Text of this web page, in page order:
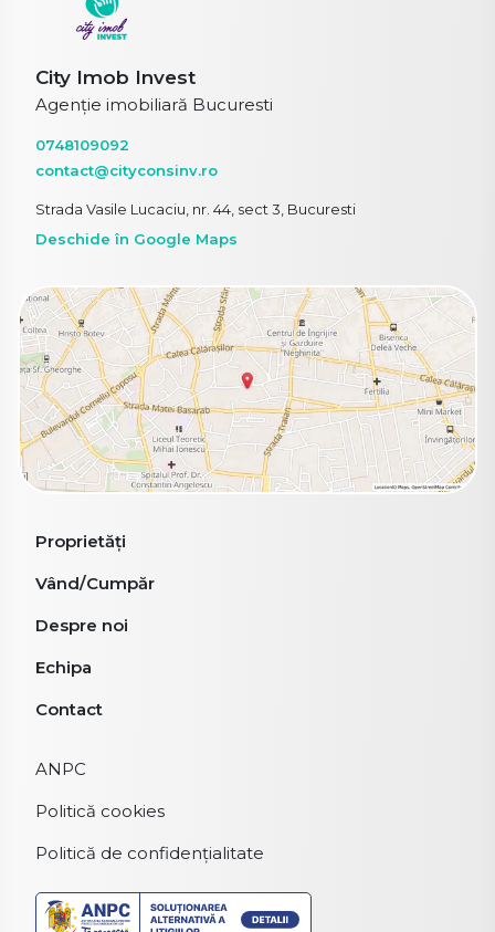
City Imob Invest
Agenție imobiliară Bucuresti
0748109092
contact@cityconsinv.ro
Strada Vasile Lucaciu, nr. 44, sect 3, Bucuresti
Deschide în Google Maps
Proprietăți
Vând/Cumpăr
Despre noi
Echipa
Contact
ANPC
Politică cookies
Politică de confidențialitate